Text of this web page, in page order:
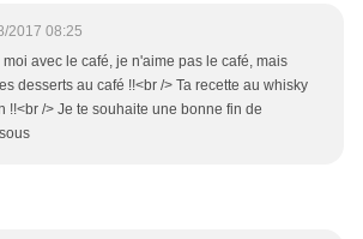
2017 08:25
moi avec le café, je n'aime pas le café, mais
desserts au café !!<br /> Ta recette au whisky
!!<br /> Je te souhaite une bonne fin de